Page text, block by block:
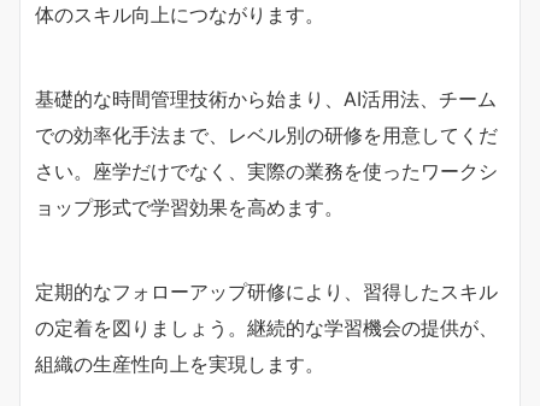
体のスキル向上につながります。
基礎的な時間管理技術から始まり、AI活用法、チーム
での効率化手法まで、レベル別の研修を用意してくだ
さい。座学だけでなく、実際の業務を使ったワークシ
ョップ形式で学習効果を高めます。
定期的なフォローアップ研修により、習得したスキル
の定着を図りましょう。継続的な学習機会の提供が、
組織の生産性向上を実現します。